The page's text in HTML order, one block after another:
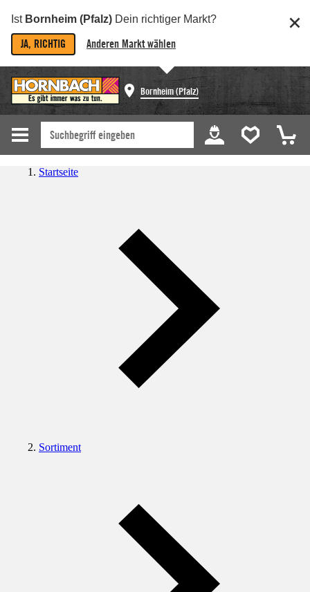
Ist Bornheim (Pfalz) Dein richtiger Markt?
JA, RICHTIG Anderen Markt wählen
Bornheim (Pfalz)
Startseite
Sortiment